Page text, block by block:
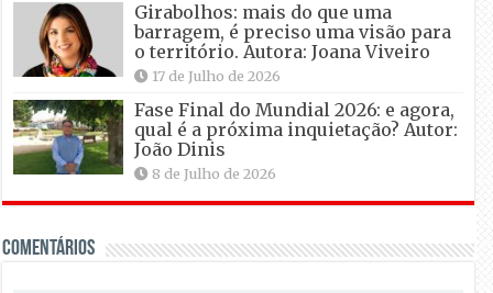
Girabolhos: mais do que uma
barragem, é preciso uma visão para
o território. Autora: Joana Viveiro
17 de Julho de 2026
Fase Final do Mundial 2026: e agora,
qual é a próxima inquietação? Autor:
João Dinis
8 de Julho de 2026
Comentários